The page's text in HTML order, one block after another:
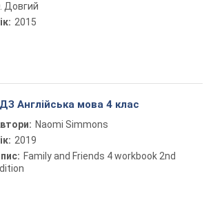
Довгий
2015
Англійська мова 4 клас
Naomi Simmons
2019
Family and Friends 4 workbook 2nd